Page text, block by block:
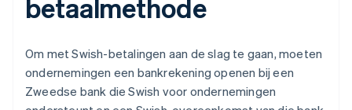
betaalmethode
Om met Swish-betalingen aan de slag te gaan, moeten
ondernemingen een bankrekening openen bij een
Zweedse bank die Swish voor ondernemingen